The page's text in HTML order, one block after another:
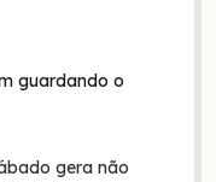
guardando o
gera não